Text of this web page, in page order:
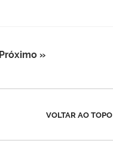
Próximo »
VOLTAR AO TOPO